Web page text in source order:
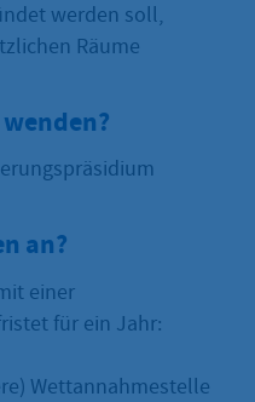
werden soll,
Räume
an?
einer
für ein Jahr:
Wettannahmestelle